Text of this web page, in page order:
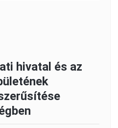
hivatal és az